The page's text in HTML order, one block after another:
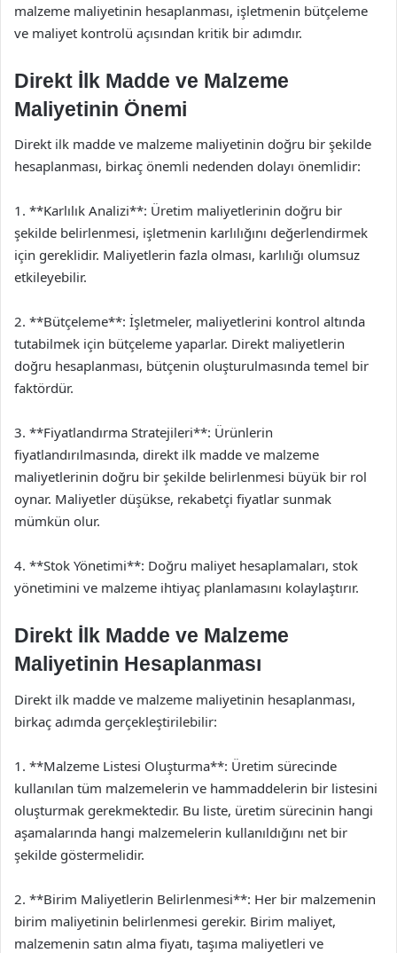
malzeme maliyetinin hesaplanması, işletmenin bütçeleme
ve maliyet kontrolü açısından kritik bir adımdır.
Direkt İlk Madde ve Malzeme
Maliyetinin Önemi
Direkt ilk madde ve malzeme maliyetinin doğru bir şekilde
hesaplanması, birkaç önemli nedenden dolayı önemlidir:
1. **Karlılık Analizi**: Üretim maliyetlerinin doğru bir
şekilde belirlenmesi, işletmenin karlılığını değerlendirmek
için gereklidir. Maliyetlerin fazla olması, karlılığı olumsuz
etkileyebilir.
2. **Bütçeleme**: İşletmeler, maliyetlerini kontrol altında
tutabilmek için bütçeleme yaparlar. Direkt maliyetlerin
doğru hesaplanması, bütçenin oluşturulmasında temel bir
faktördür.
3. **Fiyatlandırma Stratejileri**: Ürünlerin
fiyatlandırılmasında, direkt ilk madde ve malzeme
maliyetlerinin doğru bir şekilde belirlenmesi büyük bir rol
oynar. Maliyetler düşükse, rekabetçi fiyatlar sunmak
mümkün olur.
4. **Stok Yönetimi**: Doğru maliyet hesaplamaları, stok
yönetimini ve malzeme ihtiyaç planlamasını kolaylaştırır.
Direkt İlk Madde ve Malzeme
Maliyetinin Hesaplanması
Direkt ilk madde ve malzeme maliyetinin hesaplanması,
birkaç adımda gerçekleştirilebilir:
1. **Malzeme Listesi Oluşturma**: Üretim sürecinde
kullanılan tüm malzemelerin ve hammaddelerin bir listesini
oluşturmak gerekmektedir. Bu liste, üretim sürecinin hangi
aşamalarında hangi malzemelerin kullanıldığını net bir
şekilde göstermelidir.
2. **Birim Maliyetlerin Belirlenmesi**: Her bir malzemenin
birim maliyetinin belirlenmesi gerekir. Birim maliyet,
malzemenin satın alma fiyatı, taşıma maliyetleri ve